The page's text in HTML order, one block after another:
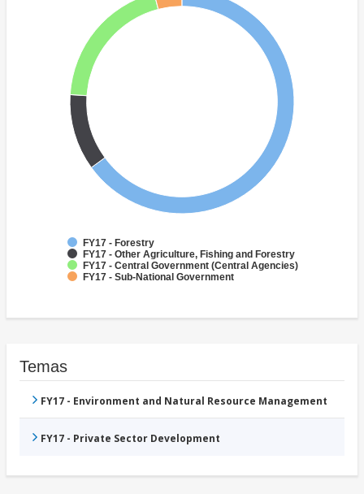
FY17 - Forestry
FY17 - Other Agriculture, Fishing and Forestry
FY17 - Central Government (Central Agencies)
FY17 - Sub-National Government
Temas
FY17 - Environment and Natural Resource Management
FY17 - Private Sector Development